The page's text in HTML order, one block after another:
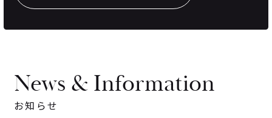
News & Information
お知らせ